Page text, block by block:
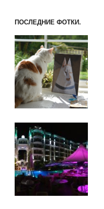
ПОСЛЕДНИЕ ФОТКИ.